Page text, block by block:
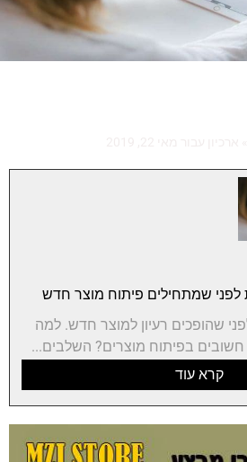
שהופכים רעיון למוצר חדש. למה
בפיתוח מוצרים? השלבים...
קרא עוד